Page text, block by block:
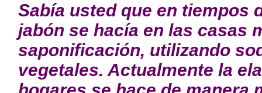
Sabía usted que en tiempos
jabón se hacía en las casas
saponificación, utilizando
vegetales. Actualmente la